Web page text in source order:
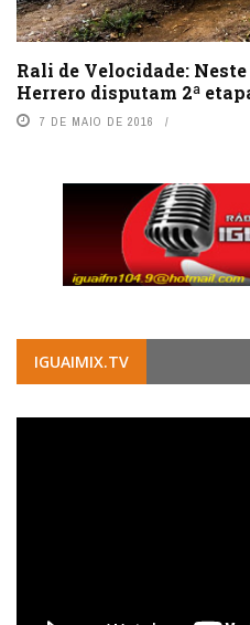
Rali de Velocidade: Neste
Herrero disputam 2ª
7 DE MAIO DE 2016
IGUAIMIX.TV